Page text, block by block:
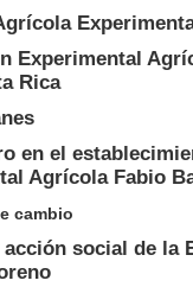
Experimental
Rica
en el
Agrícola Fabio
cambio
social de la